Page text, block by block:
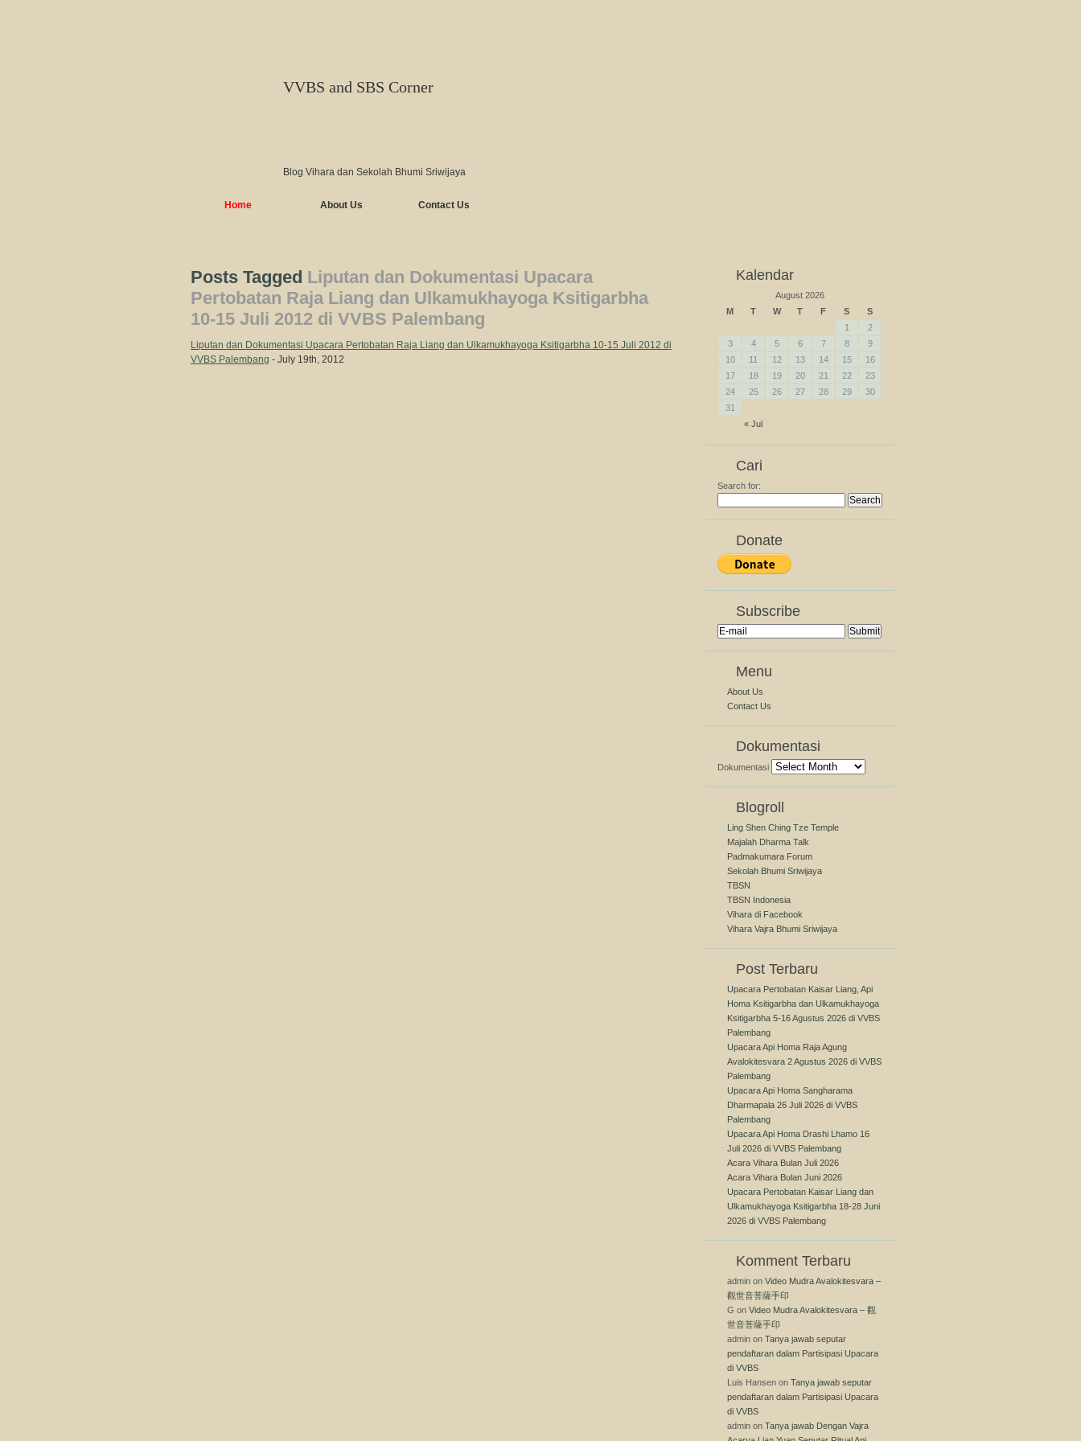
VVBS and SBS Corner
Blog Vihara dan Sekolah Bhumi Sriwijaya
Home About Us Contact Us
Posts Tagged Liputan dan Dokumentasi Upacara
Pertobatan Raja Liang dan Ulkamukhayoga Ksitigarbha
10-15 Juli 2012 di VVBS Palembang
Liputan dan Dokumentasi Upacara Pertobatan Raja Liang dan Ulkamukhayoga Ksitigarbha 10-15 Juli 2012 di
VVBS Palembang - July 19th, 2012
Kalendar
August 2026
M
T W T F S S
« Jul
1
2
3
4 5 6 7 8
9
10
11 12 13 14 15
16
17
18 19 20 21 22
23
24
25 26 27 28 29
30
31
Cari
Search for:
Donate
Subscribe
Menu
About Us
Contact Us
Dokumentasi
Dokumentasi
Blogroll
Ling Shen Ching Tze Temple
Majalah Dharma Talk
Padmakumara Forum
Sekolah Bhumi Sriwijaya
TBSN
TBSN Indonesia
Vihara di Facebook
Vihara Vajra Bhumi Sriwijaya
Post Terbaru
Upacara Pertobatan Kaisar Liang, Api
Homa Ksitigarbha dan Ulkamukhayoga
Ksitigarbha 5-16 Agustus 2026 di VVBS
Palembang
Upacara Api Homa Raja Agung
Avalokitesvara 2 Agustus 2026 di VVBS
Palembang
Upacara Api Homa Sangharama
Dharmapala 26 Juli 2026 di VVBS
Palembang
Upacara Api Homa Drashi Lhamo 16
Juli 2026 di VVBS Palembang
Acara Vihara Bulan Juli 2026
Acara Vihara Bulan Juni 2026
Upacara Pertobatan Kaisar Liang dan
Ulkamukhayoga Ksitigarbha 18-28 Juni
2026 di VVBS Palembang
Komment Terbaru
admin on Video Mudra Avalokitesvara –
觀世音菩薩手印
G on Video Mudra Avalokitesvara – 觀
世音菩薩手印
admin on Tanya jawab seputar
pendaftaran dalam Partisipasi Upacara
di VVBS
Luis Hansen on Tanya jawab seputar
pendaftaran dalam Partisipasi Upacara
di VVBS
admin on Tanya jawab Dengan Vajra